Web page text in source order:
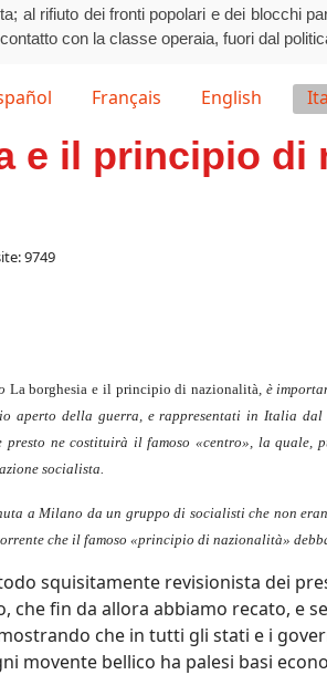
al rifiuto dei fronti popolari e dei blocchi
con la classe operaia, fuori dal
Français English
e il principio di
9749
La borghesia e il principio di nazionalità , è
aperto della guerra, e rappresentati in Italia
presto ne costituirà il famoso «centro», la
socialista.
a Milano da un gruppo di socialisti che non
che il famoso «principio di nazionalità»
squisitamente revisionista dei
che fin da allora abbiamo recato, e
che in tutti gli stati e i
movente bellico ha palesi basi